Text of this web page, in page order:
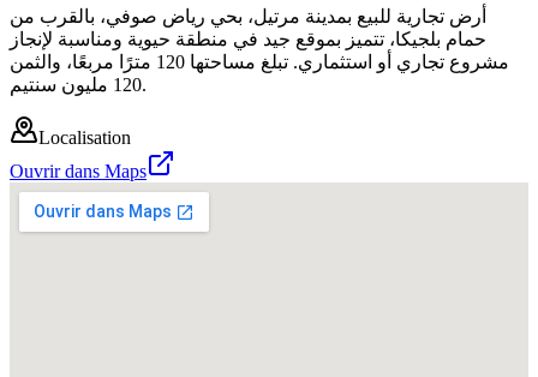
أرض تجارية للبيع بمدينة مرتيل، بحي رياض صوفي، بالقرب من
حمام بلجيكا، تتميز بموقع جيد في منطقة حيوية ومناسبة لإنجاز
مشروع تجاري أو استثماري. تبلغ مساحتها 120 مترًا مربعًا، والثمن
120 مليون سنتيم.
Localisation
Ouvrir dans Maps